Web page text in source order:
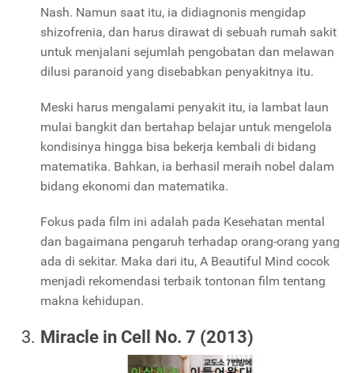
Nash. Namun saat itu, ia didiagnonis mengidap
shizofrenia, dan harus dirawat di sebuah rumah sakit
untuk menjalani sejumlah pengobatan dan melawan
dilusi paranoid yang disebabkan penyakitnya itu.
Meski harus mengalami penyakit itu, ia lambat laun
mulai bangkit dan bertahap belajar untuk mengelola
kondisinya hingga bisa bekerja kembali di bidang
matematika. Bahkan, ia berhasil meraih nobel dalam
bidang ekonomi dan matematika.
Fokus pada film ini adalah pada Kesehatan mental
dan bagaimana pengaruh terhadap orang-orang yang
ada di sekitar. Maka dari itu, A Beautiful Mind cocok
menjadi rekomendasi terbaik tontonan film tentang
makna kehidupan.
Miracle in Cell No. 7 (2013)